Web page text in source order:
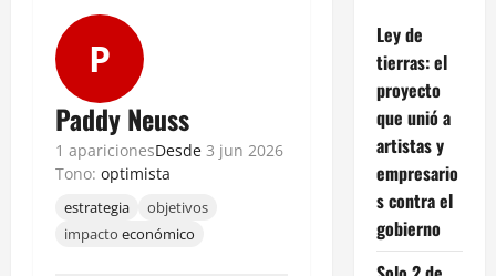
P
Paddy Neuss
1 aparicionesDesde 3 jun 2026
Tono: optimista
estrategia
objetivos
impacto económico
Ley de
tierras: el
proyecto
que unió a
artistas y
empresario
s contra el
gobierno